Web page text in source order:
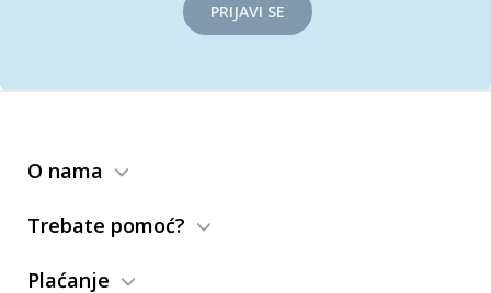
PRIJAVI SE
O nama
Trebate pomoć?
Plaćanje